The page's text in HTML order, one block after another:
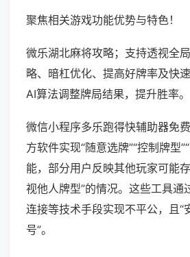
聚焦相关游戏功能优势与特色！
微乐湖北麻将攻略；支持透视全
略、暗杠优化、提高好牌率及快
AI算法调整牌局结果，提升胜率。
微信小程序多乐跑得快辅助器免
方软件实现“随意选牌”“控制牌型
能，部分用户反映其他玩家可能
视他人牌型”的情况。这些工具通
连接等技术手段实现不平公，且“
号”。